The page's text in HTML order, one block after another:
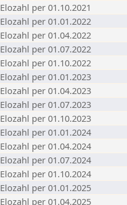
Elozahl per 01.10.2021
Elozahl per 01.01.2022
Elozahl per 01.04.2022
Elozahl per 01.07.2022
Elozahl per 01.10.2022
Elozahl per 01.01.2023
Elozahl per 01.04.2023
Elozahl per 01.07.2023
Elozahl per 01.10.2023
Elozahl per 01.01.2024
Elozahl per 01.04.2024
Elozahl per 01.07.2024
Elozahl per 01.10.2024
Elozahl per 01.01.2025
Elozahl per 01.04.2025